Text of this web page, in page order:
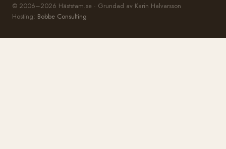
© 2006–2026 Häststam.se · Grundad av Karin Halvarsson
Hosting: Bobbe Consulting